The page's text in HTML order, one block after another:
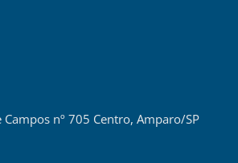
nº 705 Centro, Amparo/SP